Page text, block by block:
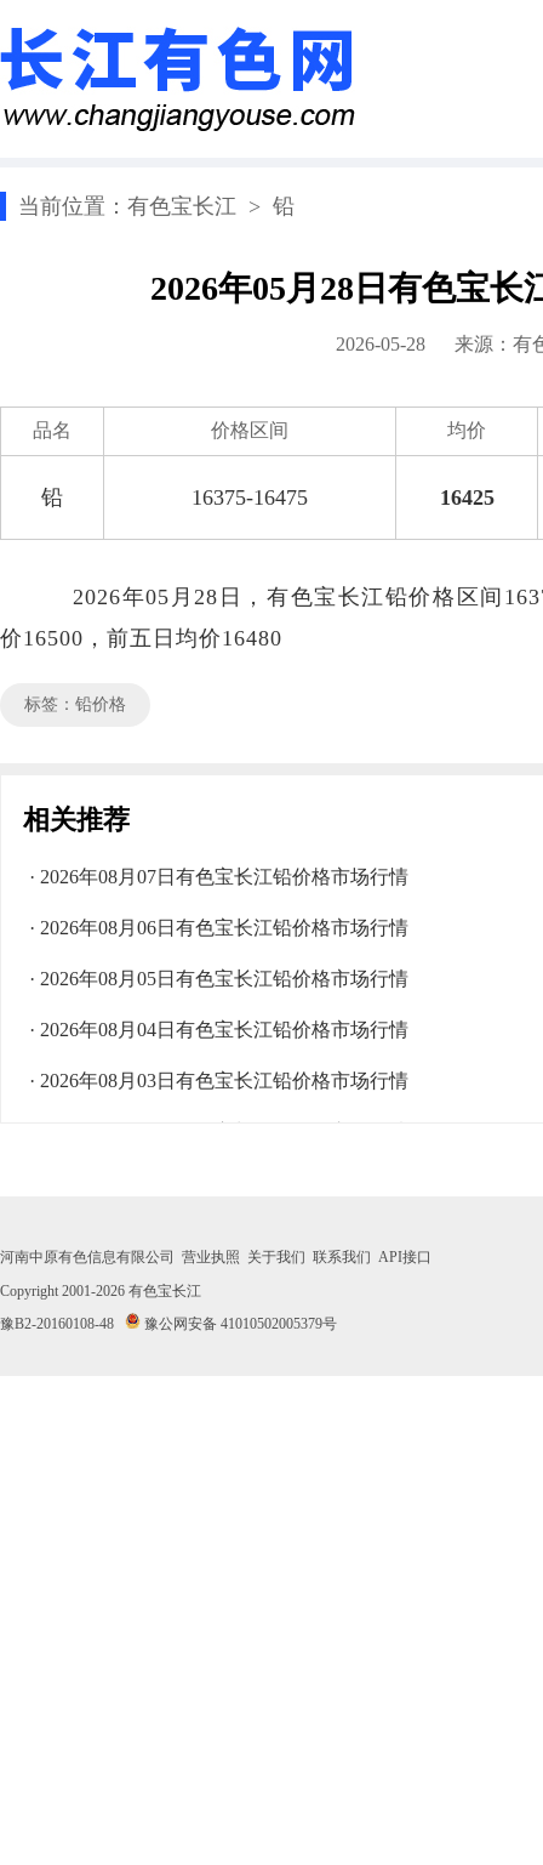
当前位置： 有色宝长江 > 铅
2026年05月28日有色宝
2026-05-28 来源： 有
品名 价格区间 均价
铅 16375-16475 16425
2026年05月28日，有色宝长江铅价格区间
价16500，前五日均价16480
标签：铅价格
相关推荐
· 2026年08月07日有色宝长江铅价格市场行情
· 2026年08月06日有色宝长江铅价格市场行情
· 2026年08月05日有色宝长江铅价格市场行情
· 2026年08月04日有色宝长江铅价格市场行情
· 2026年08月03日有色宝长江铅价格市场行情
· 2026年07月28日有色宝长江铅价格市场行情
· 2026年07月27日有色宝长江铅价格市场行情
河南中原有色信息有限公司 营业执照 关于我们 联系我们 API接口
Copyright 2001-2026 有色宝长江
豫B2-20160108-48
豫公网安备 41010502005379号